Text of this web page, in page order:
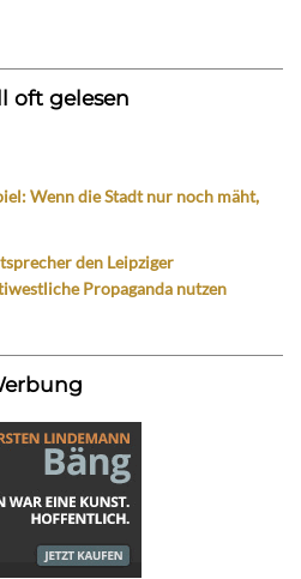
oft gelesen
Wenn die Stadt nur noch mäht,
den Leipziger
Propaganda nutzen